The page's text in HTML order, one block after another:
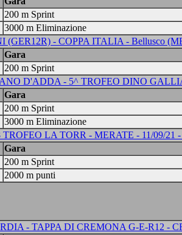
200 m Sprint
3000 m Eliminazione
(GER12R) - COPPA ITALIA - Bellusco
Gara
200 m Sprint
D'ADDA - 5^ TROFEO DINO
Gara
200 m Sprint
3000 m Eliminazione
LA TORR - MERATE - 11/09/21 -
Gara
200 m Sprint
2000 m punti
- TAPPA DI CREMONA G-E-R12 -